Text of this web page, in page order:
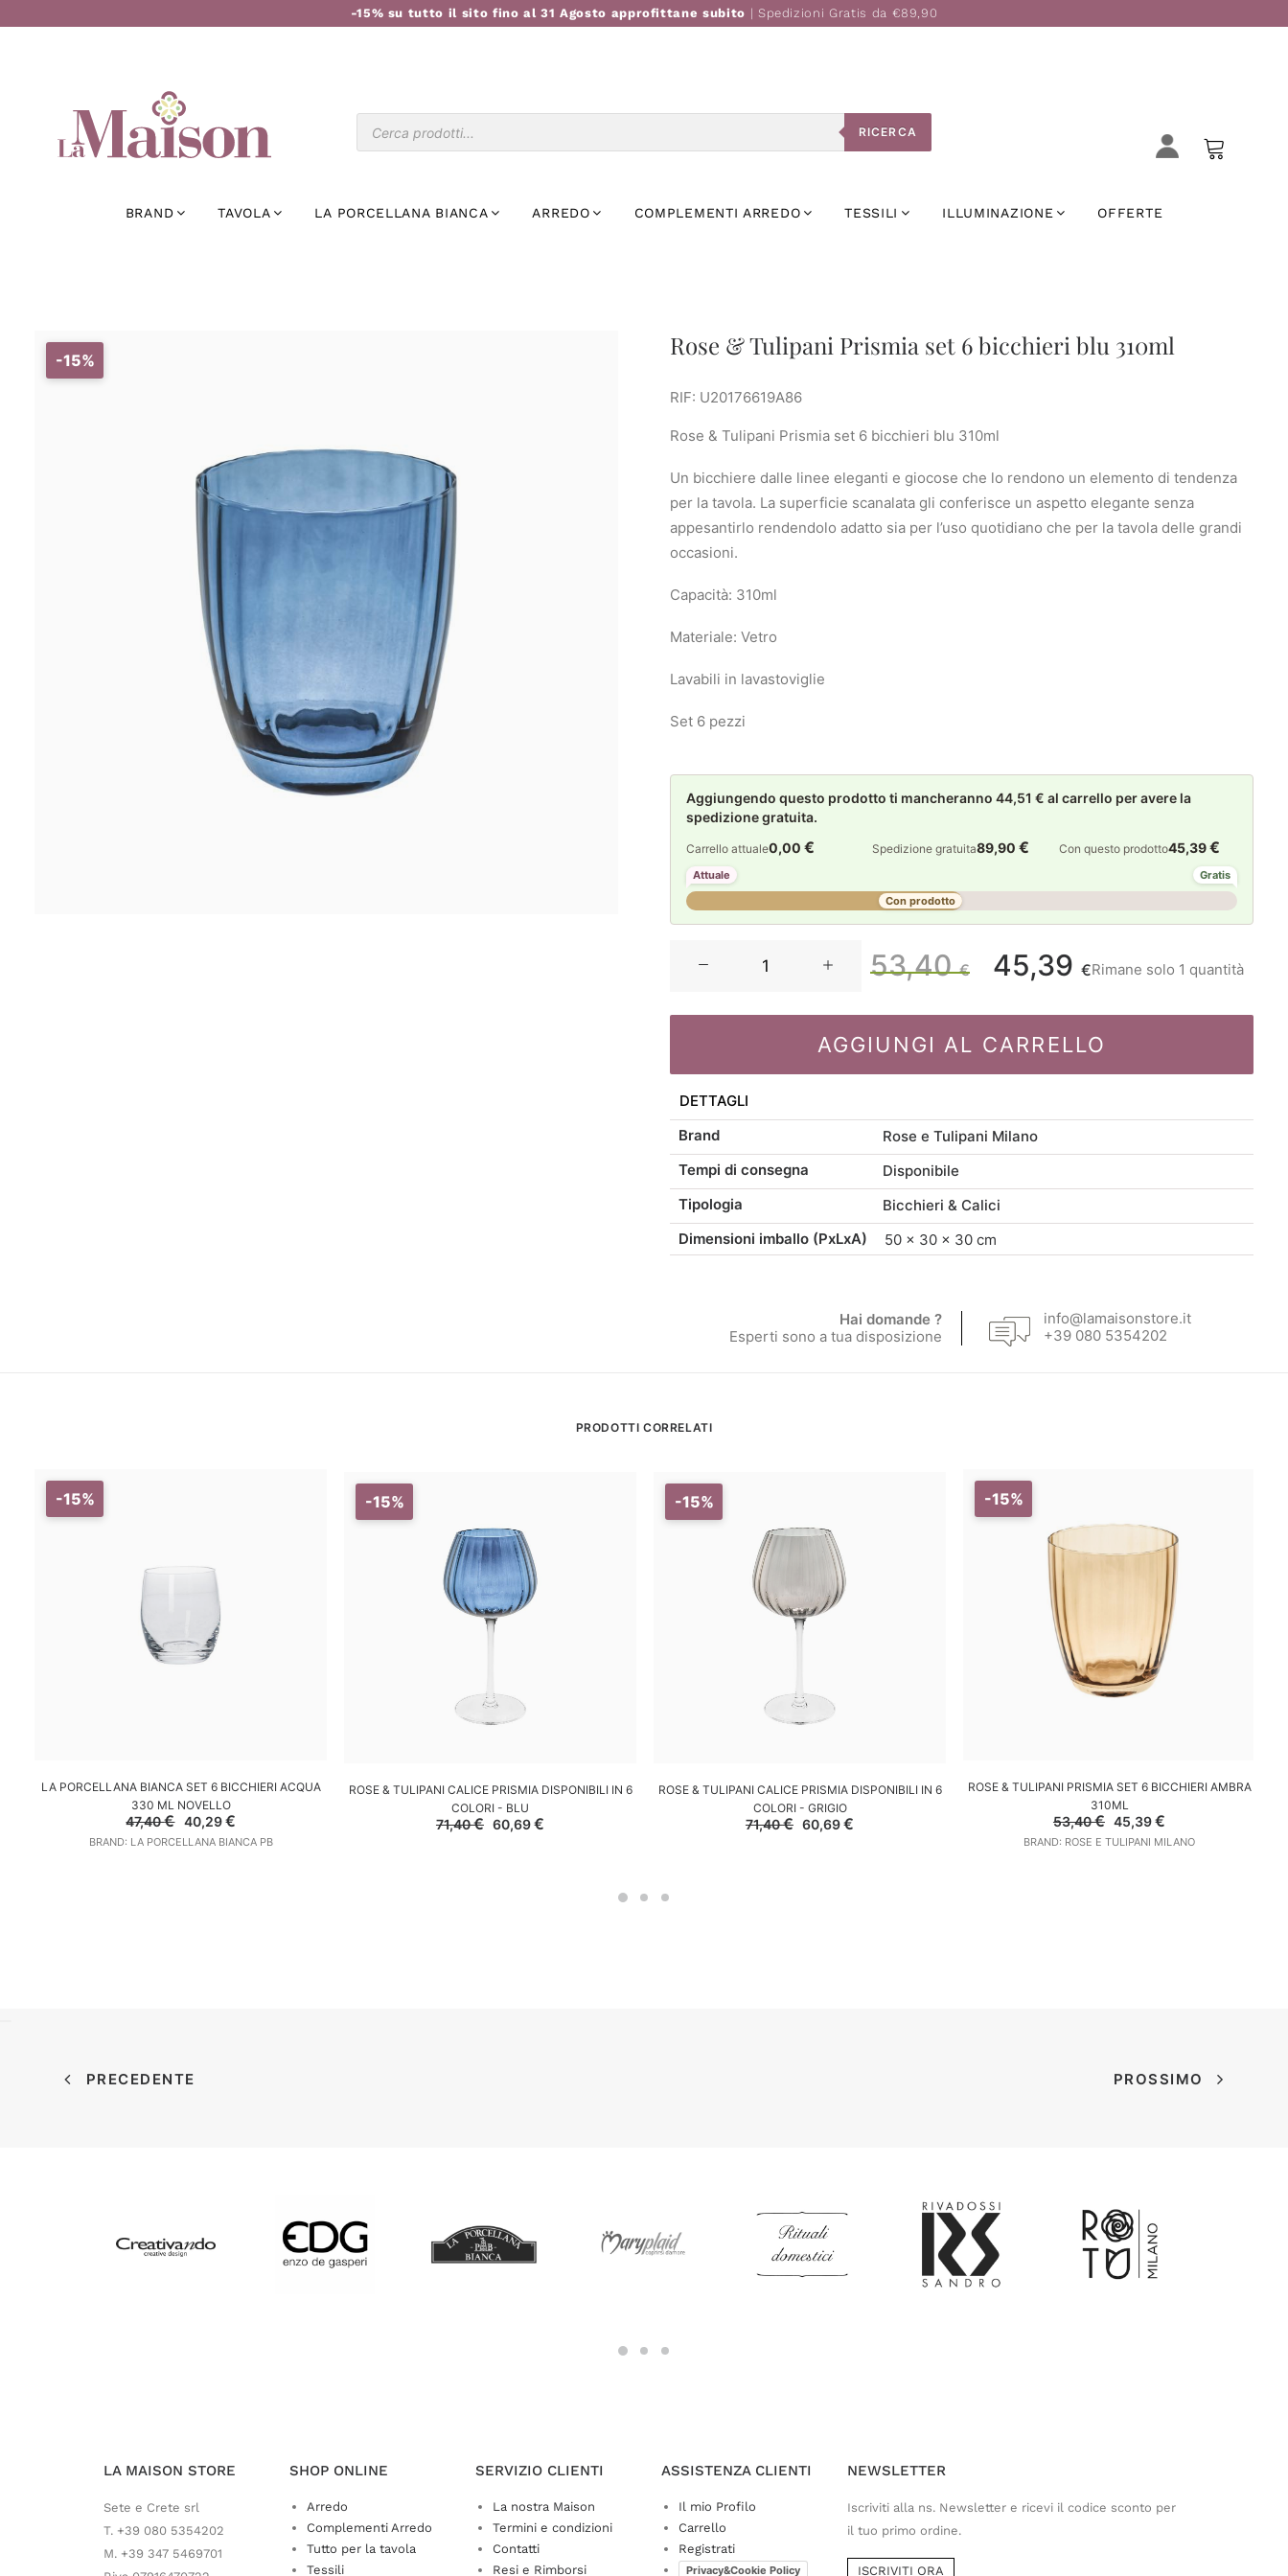
-15% su tutto il sito fino al 31 Agosto approfittane subito | Spedizioni Gratis da €89,90
RICERCA
BRAND TAVOLA LA PORCELLANA BIANCA ARREDO COMPLEMENTI ARREDO TESSILI ILLUMINAZIONE OFFERTE
-15% Rose & Tulipani Prismia set 6 bicchieri blu 310ml
RIF: U20176619A86
Rose & Tulipani Prismia set 6 bicchieri blu 310ml
Un bicchiere dalle linee eleganti e giocose che lo rendono un elemento di tendenza
per la tavola. La superficie scanalata gli conferisce un aspetto elegante senza
appesantirlo rendendolo adatto sia per l’uso quotidiano che per la tavola delle grandi
occasioni.
Capacità: 310ml
Materiale: Vetro
Lavabili in lavastoviglie
Set 6 pezzi
Aggiungendo questo prodotto ti mancheranno 44,51 € al carrello per avere la
spedizione gratuita.
Carrello attuale0,00 € Spedizione gratuita89,90€ Con questo prodotto45,39€
Attuale
Gratis
Con prodotto
Prismia
310ml
quantità
53,40€
prezzo
era:
45,39 €Il
prezzo
è:
Rimane solo 1 quantità
AGGIUNGI AL CARRELLO
DETTAGLI
Brand
Rose e Tulipani Milano
Tempi di consegna
Disponibile
Tipologia
Bicchieri & Calici
Dimensioni imballo (PxLxA)
50 × 30 × 30 cm
Hai domande ?
Esperti sono a tua disposizione
info@lamaisonstore.it
+39 080 5354202
PRODOTTI CORRELATI
-15%
AGGIUNGI AL CARRELLO
LA PORCELLANA BIANCA SET 6 BICCHIERI ACQUA
330 ML NOVELLO
47,40€
Il
prezzo
originale
40,29€Il
attuale
BRAND: LA PORCELLANA BIANCA PB
-15%
AGGIUNGI AL CARRELLO
ROSE & TULIPANI CALICE PRISMIA DISPONIBILI IN 6
COLORI - BLU
71,40€ Il
prezzo
60,69€
-15%
AGGIUNGI AL CARRELLO
ROSE & TULIPANI CALICE PRISMIA DISPONIBILI IN 6
COLORI - GRIGIO
71,40€ Il
prezzo
60,69€
-15%
AGGIUNGI AL CARRELLO
ROSE & TULIPANI PRISMIA SET 6 BICCHIERI AMBRA
310ML
53,40€ Il
prezzo
originale
45,39€
attuale
BRAND: ROSE E TULIPANI MILANO
PRECEDENTE PROSSIMO
LA MAISON STORE
Sete e Crete srl
T. +39 080 5354202
M. +39 347 5469701
SHOP ONLINE
Arredo
Complementi Arredo
Tutto per la tavola
Tessili
SERVIZIO CLIENTI
La nostra Maison
Termini e condizioni
Contatti
Resi e Rimborsi
ASSISTENZA CLIENTI
Il mio Profilo
Carrello
Registrati
Privacy&Cookie Policy
NEWSLETTER
Iscriviti alla ns. Newsletter e ricevi il codice sconto per
il tuo primo ordine.
ISCRIVITI ORA